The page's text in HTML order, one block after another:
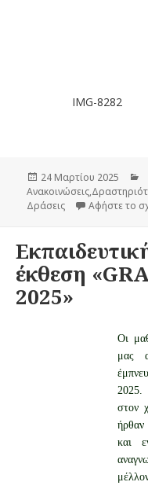
IMG-8285
Δημοσιεύτηκε
την
24 Μαρτίου 2025
Ανακοινώσεις,
Δράσεις
Αφήστε το
έκθεση
2025»
Οι
μας
2025.
στον
ήρθαν
και